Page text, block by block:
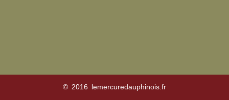
© 2016 lemercuredauphinois.fr